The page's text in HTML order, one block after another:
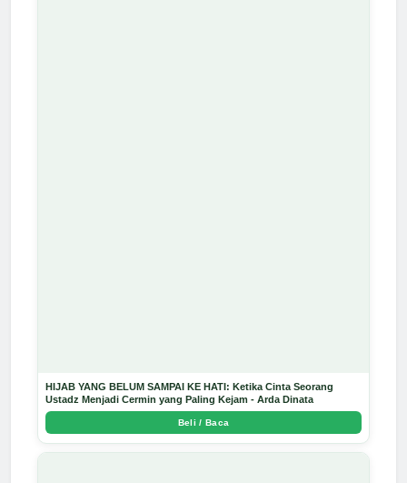
HIJAB YANG BELUM SAMPAI KE HATI: Ketika Cinta Seorang
Ustadz Menjadi Cermin yang Paling Kejam - Arda Dinata
Beli / Baca